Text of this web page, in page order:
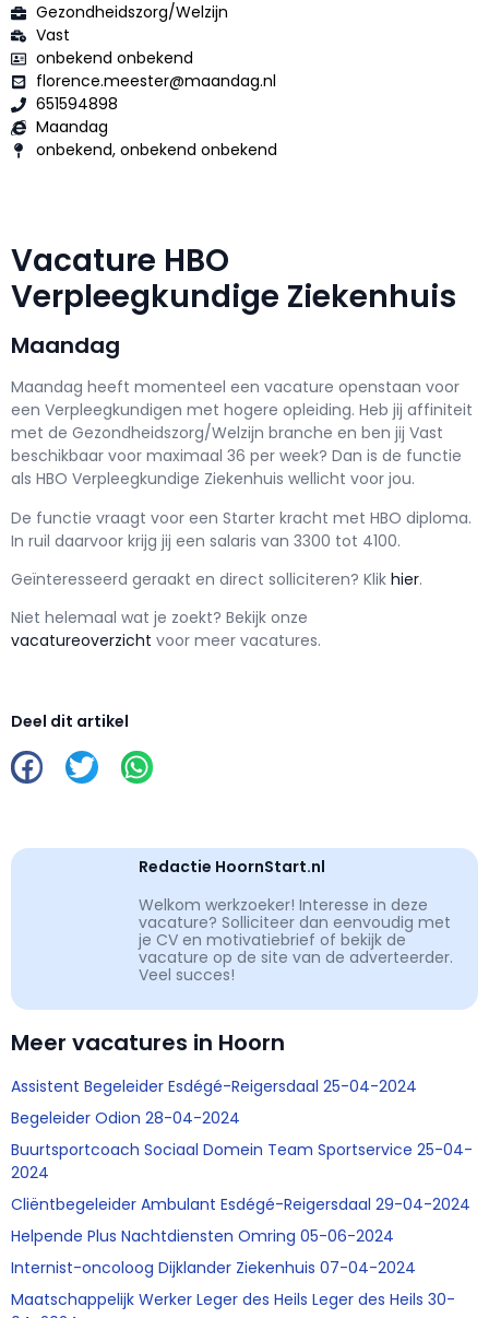
Gezondheidszorg/Welzijn
Vast
onbekend onbekend
florence.meester@maandag.nl
651594898
Maandag
onbekend, onbekend onbekend
Vacature HBO
Verpleegkundige Ziekenhuis
Maandag
Maandag heeft momenteel een vacature openstaan voor
een Verpleegkundigen met hogere opleiding. Heb jij affiniteit
met de Gezondheidszorg/Welzijn branche en ben jij Vast
beschikbaar voor maximaal 36 per week? Dan is de functie
als HBO Verpleegkundige Ziekenhuis wellicht voor jou.
De functie vraagt voor een Starter kracht met HBO diploma.
In ruil daarvoor krijg jij een salaris van 3300 tot 4100.
Geïnteresseerd geraakt en direct solliciteren? Klik hier.
Niet helemaal wat je zoekt? Bekijk onze
vacatureoverzicht voor meer vacatures.
Deel dit artikel
Redactie HoornStart.nl
Welkom werkzoeker! Interesse in deze
vacature? Solliciteer dan eenvoudig met
je CV en motivatiebrief of bekijk de
vacature op de site van de adverteerder.
Veel succes!
Meer vacatures in Hoorn
Assistent Begeleider Esdégé-Reigersdaal 25-04-2024
Begeleider Odion 28-04-2024
Buurtsportcoach Sociaal Domein Team Sportservice 25-04-
2024
Cliëntbegeleider Ambulant Esdégé-Reigersdaal 29-04-2024
Helpende Plus Nachtdiensten Omring 05-06-2024
Internist-oncoloog Dijklander Ziekenhuis 07-04-2024
Maatschappelijk Werker Leger des Heils Leger des Heils 30-